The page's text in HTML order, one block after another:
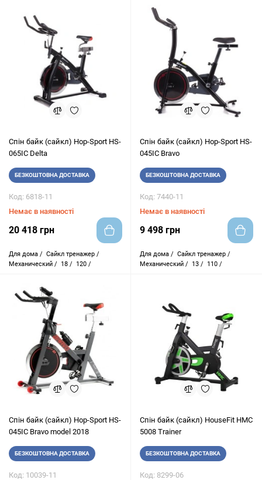
Cпін байк (сайкл) Hop-Sport HS-
065IC Delta
БЕЗКОШТОВНА ДОСТАВКА
Код: 6818-11
Немає в наявності
20 418 грн
Для дома / Сайкл тренажер /
Механический /
18 / 120 /
Cпін байк (сайкл) Hop-Sport HS-
045IC Bravo
БЕЗКОШТОВНА ДОСТАВКА
Код: 7440-11
Немає в наявності
9 498 грн
Для дома / Сайкл тренажер /
Механический /
13 / 110 /
Cпін байк (сайкл) Hop-Sport HS-
045IC Bravo model 2018
БЕЗКОШТОВНА ДОСТАВКА
Код: 10039-11
Cпін байк (сайкл) HouseFit HMC
5008 Trainer
БЕЗКОШТОВНА ДОСТАВКА
Код: 8299-06